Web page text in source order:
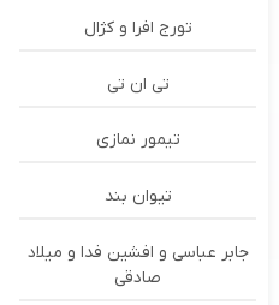
تورج افرا و کژال
تی ان تی
تیمور نمازی
تیوان بند
جابر عباسی و افشین فدا و میلاد
صادقی